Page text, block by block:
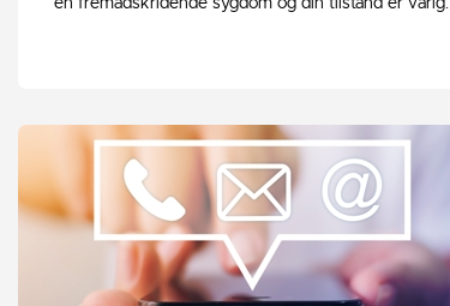
en fremadskridende sygdom og din tilstand er varig.